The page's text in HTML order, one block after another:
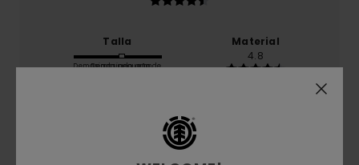
Talla
Demasiado pequeño
Demasiado grande
Material
4.8
4.8